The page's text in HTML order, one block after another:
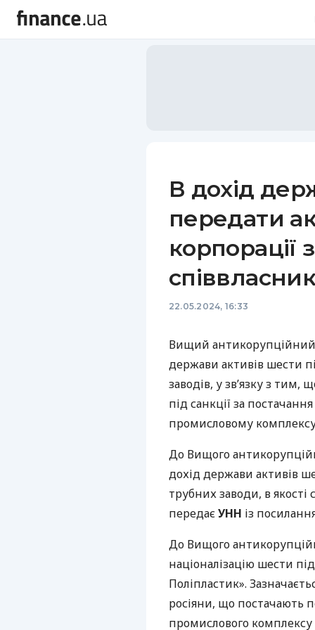
В дохід
передати
корпорації
22.05.2024, 16:33
Вищий антикорупційний
держави активів шести
заводів, у зв’язку з тим,
під санкції за
промисловому
До Вищого
дохід держави активів
трубних заводи, в якості
передаєУНН із
До Вищого
націоналізацію шести
Поліпластик».
росіяни, що постачають
промислового комплексу